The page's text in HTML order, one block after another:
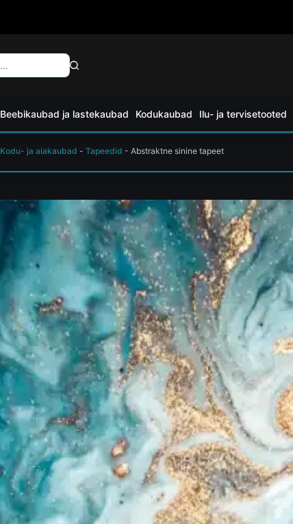
Beebikaubad ja lastekaubad Kodukaubad Ilu- ja tervisetooted
Kodu- ja aiakaubad -Tapeedid -Abstraktne sinine tapeet